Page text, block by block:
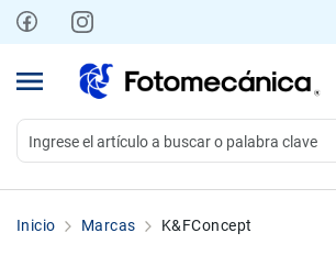
contenido
Videocámaras
Inicio Marcas K&FConcept